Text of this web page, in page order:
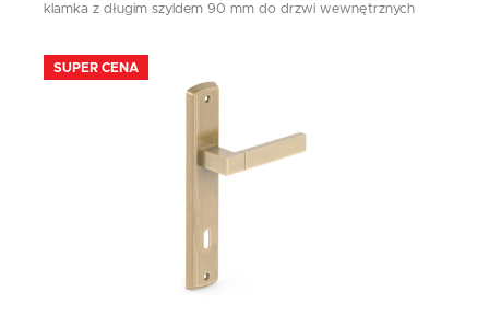
klamka z długim szyldem 90 mm do drzwi wewnętrznych
SUPER CENA